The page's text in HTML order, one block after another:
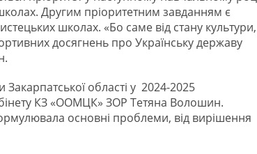
Другим пріоритетним завданням є
школах. «Бо саме від стану культури,
досягнень про Українську державу
Закарпатської області у 2024-2025
КЗ «ООМЦК» ЗОР Тетяна Волошин.
основні проблеми, від вирішення